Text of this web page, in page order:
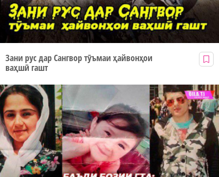
Зани рус дар Сангвор тӯъмаи ҳайвонҳои
ваҳшӣ гашт